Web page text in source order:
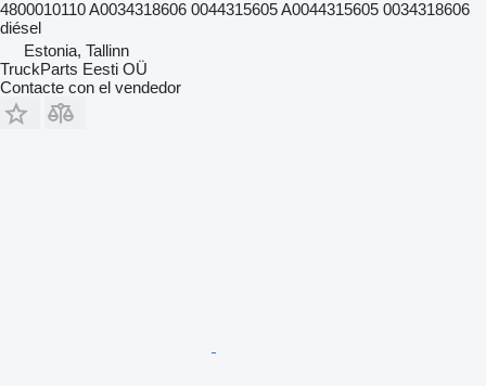
4800010110 A0034318606 0044315605 A0044315605 0034318606
diésel
Estonia, Tallinn
TruckParts Eesti OÜ
Contacte con el vendedor